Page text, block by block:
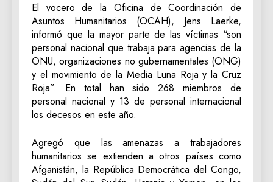
El vocero de la Oficina de Coordinación de
Asuntos Humanitarios (OCAH), Jens Laerke,
informó que la mayor parte de las víctimas “son
personal nacional que trabaja para agencias de la
ONU, organizaciones no gubernamentales (ONG)
y el movimiento de la Media Luna Roja y la Cruz
Roja”. En total han sido 268 miembros de
personal nacional y 13 de personal internacional
los decesos en este año.
Agregó que las amenazas a trabajadores
humanitarios se extienden a otros países como
Afganistán, la República Democrática del Congo,